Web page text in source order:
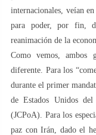
internacionales, veían
para poder, por fin,
reanimación de la
Como vemos, ambos
diferente. Para los
durante el primer
de Estados Unidos
(JCPoA). Para los
paz con Irán, dado el